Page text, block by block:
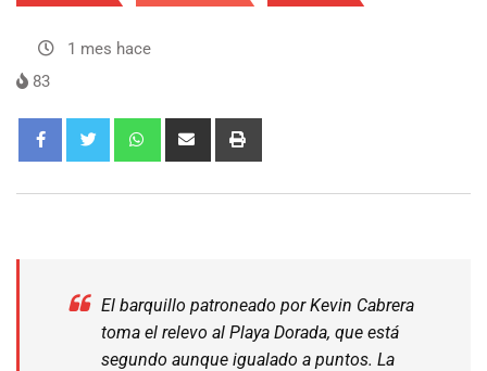
1 mes hace
83
El barquillo patroneado por Kevin Cabrera
toma el relevo al Playa Dorada, que está
segundo aunque igualado a puntos. La